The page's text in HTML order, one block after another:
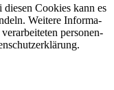
Cookies kann es
Weitere Informa­
personen­